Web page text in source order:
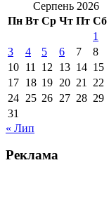
Серпень 2026
Пн Вт Ср Чт Пт Сб
1
3
4 5 6 7 8
10 11 12 13 14 15
17 18 19 20 21 22
24 25 26 27 28 29
31
« Лип
Реклама